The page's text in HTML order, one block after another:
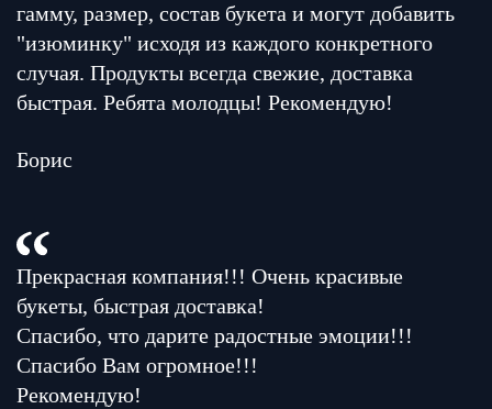
гамму, размер, состав букета и могут добавить
"изюминку" исходя из каждого конкретного
случая. Продукты всегда свежие, доставка
быстрая. Ребята молодцы! Рекомендую!
Борис
Прекрасная компания!!! Очень красивые
букеты, быстрая доставка!
Спасибо, что дарите радостные эмоции!!!
Спасибо Вам огромное!!!
Рекомендую!